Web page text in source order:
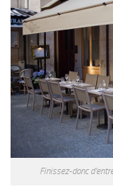
Plats
Desserts
Sauces
Finissez-donc